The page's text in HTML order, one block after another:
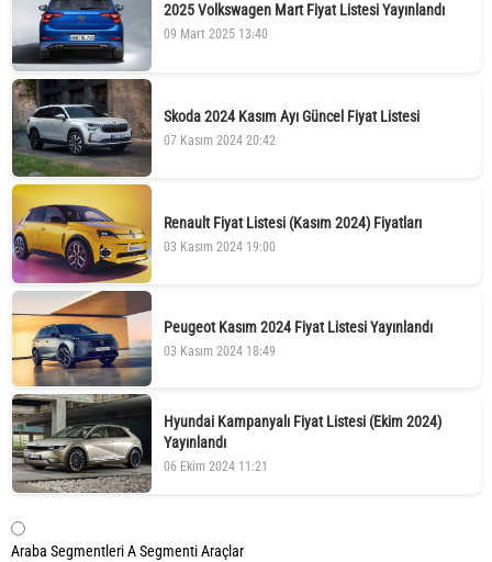
2025 Volkswagen Mart Fiyat Listesi Yayınlandı
09 Mart 2025 13:40
Skoda 2024 Kasım Ayı Güncel Fiyat Listesi
07 Kasım 2024 20:42
Renault Fiyat Listesi (Kasım 2024) Fiyatları
03 Kasım 2024 19:00
Peugeot Kasım 2024 Fiyat Listesi Yayınlandı
03 Kasım 2024 18:49
Hyundai Kampanyalı Fiyat Listesi (Ekim 2024)
Yayınlandı
06 Ekim 2024 11:21
Araba SegmentleriA Segmenti Araçlar